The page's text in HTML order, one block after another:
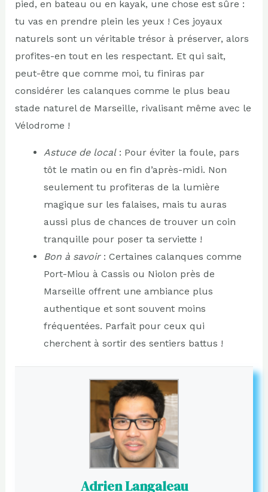
pied, en bateau ou en kayak, une chose est sûre :
tu vas en prendre plein les yeux ! Ces joyaux
naturels sont un véritable trésor à préserver, alors
profites-en tout en les respectant. Et qui sait,
peut-être que comme moi, tu finiras par
considérer les calanques comme le plus beau
stade naturel de Marseille, rivalisant même avec le
Vélodrome !
Astuce de local: Pour éviter la foule, pars
tôt le matin ou en fin d’après-midi. Non
seulement tu profiteras de la lumière
magique sur les falaises, mais tu auras
aussi plus de chances de trouver un coin
tranquille pour poser ta serviette !
Bon à savoir: Certaines calanques comme
Port-Miou à Cassis ou Niolon près de
Marseille offrent une ambiance plus
authentique et sont souvent moins
fréquentées. Parfait pour ceux qui
cherchent à sortir des sentiers battus !
Adrien Langaleau